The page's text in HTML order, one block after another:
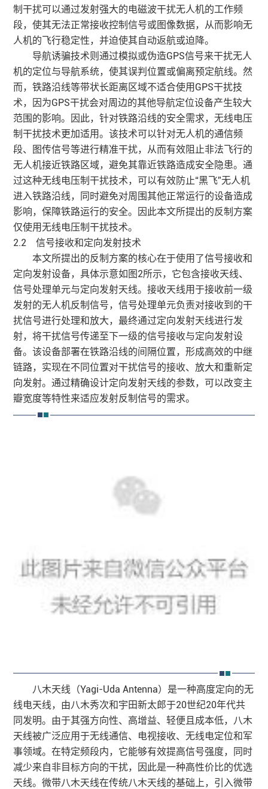
制干扰可以通过发射强大的电磁波干扰无人机的工作频
段，使其无法正常接收控制信号或图像数据，从而影响无
人机的飞行稳定性，并迫使其自动返航或迫降。
导航诱骗技术则通过模拟或伪造GPS信号来干扰无人
机的定位与导航系统，使其误判位置或偏离预定航线。然
而，铁路沿线等带状长距离区域不适合使用GPS干扰技
术，因为GPS干扰会对周边的其他导航定位设备产生较大
范围的影响。因此，针对铁路沿线的安全需求，无线电压
制干扰技术更加适用。该技术可以针对无人机的通信频
段、图传信号等进行精准干扰，从而有效阻止非法飞行的
无人机接近铁路区域，避免其靠近铁路造成安全隐患。通
过这种无线电压制干扰技术，可以有效防止“黑飞”无人机
进入铁路沿线，同时避免对周围其他正常运行的设备造成
影响，保障铁路运行的安全。因此本文所提出的反制方案
仅使用无线电压制干扰技术。
2.2 信号接收和定向发射技术
本文所提出的反制方案的核心在于使用了信号接收和
定向发射设备，具体示意如图2所示，它包含接收天线、
信号处理单元与定向发射天线。接收天线用于接收前一级
发射的无人机反制信号，信号处理单元负责对接收到的干
扰信号进行处理和放大，最终通过定向发射天线进行发
射，将干扰信号传递至下一级的信号接收与定向发射设
备。该设备部署在铁路沿线的间隔位置，形成高效的中继
链路，实现在不同位置对干扰信号的接收、放大和重新定
向发射。通过精确设计定向发射天线的参数，可以改变主
瓣宽度等特性来适应发射反制信号的需求。
八木天线 （Yagi-Uda Antenna）是一种高度定向的无
线电天线，由八木秀次和宇田新太郎于20世纪20年代共
同发明。由于其强方向性、高增益、轻便且成本低，八木
天线被广泛应用于无线通信、电视接收、无线电定位和军
事领域。在特定频段内，它能够有效提高信号强度，同时
减少来自非目标方向的干扰，因此是一种高性价比的优选
天线。微带八木天线在传统八木天线的基础上，引入微带